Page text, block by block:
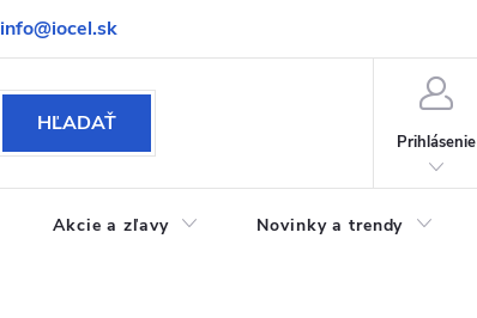
info@iocel.sk
Obľúbené Bezpečnostné informácie
HĽADAŤ
Prihlásenie
Akcie a zľavy Novinky a trendy